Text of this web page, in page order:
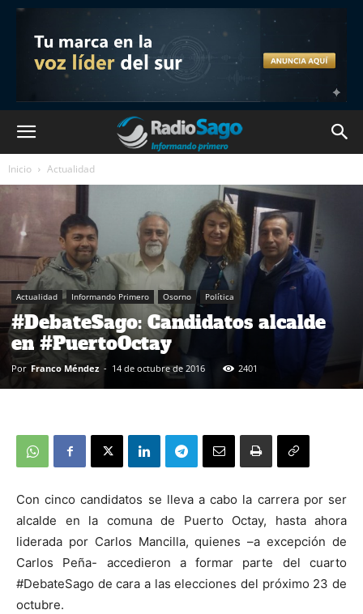
Inicio Actualidad
Actualidad Informando Primero Osorno Política
#DebateSago: Candidatos alcalde
en #PuertoOctay
Por Franco Méndez - 14 de octubre de 2016 2401
Con cinco candidatos se lleva a cabo la carrera por ser
alcalde en la comuna de Puerto Octay, hasta ahora
liderada por Carlos Mancilla, quienes –a excepción de
Carlos Peña- accedieron a formar parte del cuarto
#DebateSago de cara a las elecciones del próximo 23 de
octubre.